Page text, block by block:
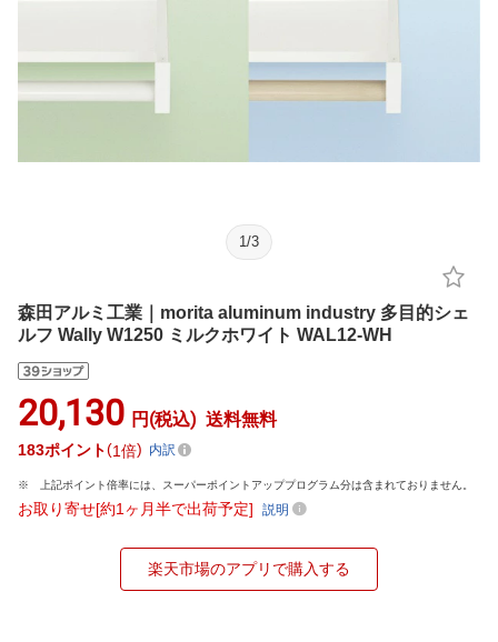
1 /3
森田アルミ工業｜morita aluminum industry 多目的シェ
ルフ Wally W1250 ミルクホワイト WAL12-WH
20,130 円(税込) 送料無料
183ポイント 1倍 内訳
上記ポイント倍率には、スーパーポイントアッププログラム分は含まれておりません。
お取り寄せ[約1ヶ月半で出荷予定] 説明
楽天市場のアプリで購入する